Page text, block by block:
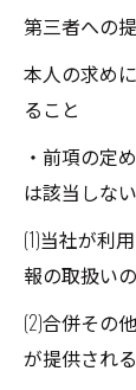
第三者への
本人の求め
ること
・前項の定
は該当しな
(1)当社が利
報の取扱い
(2)合併その
が提供され